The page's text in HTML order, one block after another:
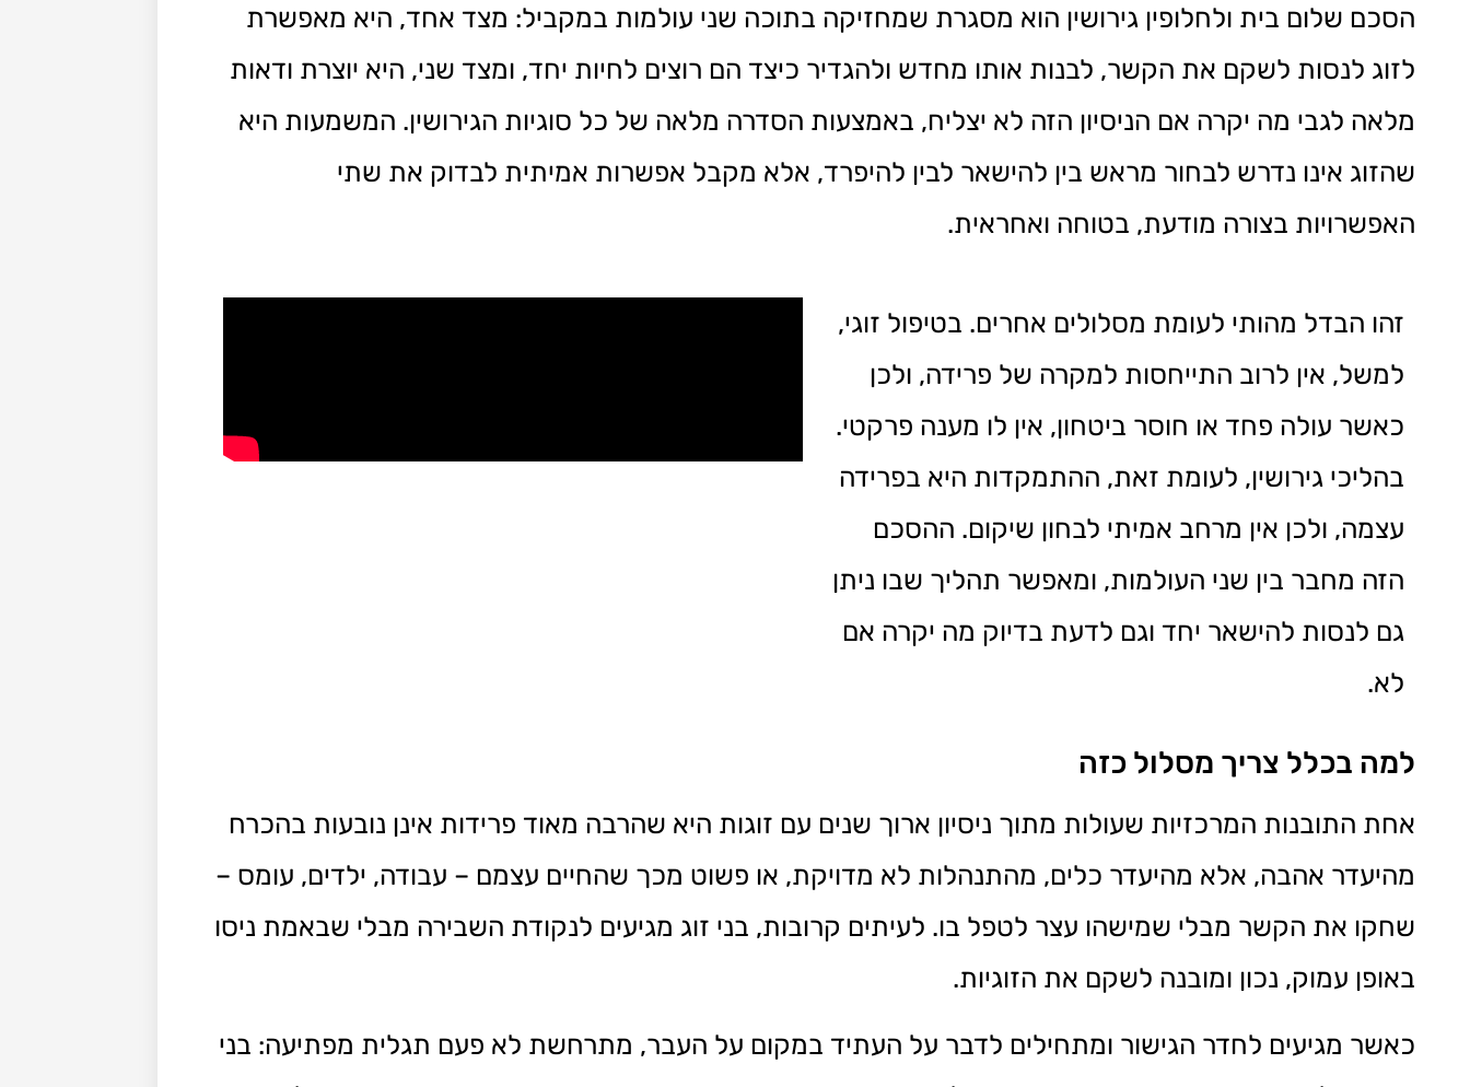
הסכם שלום בית ולחלופין גירושין הוא מסגרת שמחזיקה בתוכה שני עולמות במקביל: מצד אחד, היא מאפשרת
לזוג לנסות לשקם את הקשר, לבנות אותו מחדש ולהגדיר כיצד הם רוצים לחיות יחד, ומצד שני, היא יוצרת ודאות
מלאה לגבי מה יקרה אם הניסיון הזה לא יצליח, באמצעות הסדרה מלאה של כל סוגיות הגירושין. המשמעות היא
שהזוג אינו נדרש לבחור מראש בין להישאר לבין להיפרד, אלא מקבל אפשרות אמיתית לבדוק את שתי
האפשרויות בצורה מודעת, בטוחה ואחראית.
זהו הבדל מהותי לעומת מסלולים אחרים. בטיפול זוגי,
למשל, אין לרוב התייחסות למקרה של פרידה, ולכן
כאשר עולה פחד או חוסר ביטחון, אין לו מענה פרקטי.
בהליכי גירושין, לעומת זאת, ההתמקדות היא בפרידה
עצמה, ולכן אין מרחב אמיתי לבחון שיקום. ההסכם
הזה מחבר בין שני העולמות, ומאפשר תהליך שבו ניתן
גם לנסות להישאר יחד וגם לדעת בדיוק מה יקרה אם
לא.
למה בכלל צריך מסלול כזה
אחת התובנות המרכזיות שעולות מתוך ניסיון ארוך שנים עם זוגות היא שהרבה מאוד פרידות אינן נובעות בהכרח
מהיעדר אהבה, אלא מהיעדר כלים, מהתנהלות לא מדויקת, או פשוט מכך שהחיים עצמם – עבודה, ילדים, עומס –
שחקו את הקשר מבלי שמישהו עצר לטפל בו. לעיתים קרובות, בני זוג מגיעים לנקודת השבירה מבלי שבאמת ניסו
באופן עמוק, נכון ומובנה לשקם את הזוגיות.
כאשר מגיעים לחדר הגישור ומתחילים לדבר על העתיד במקום על העבר, מתרחשת לא פעם תגלית מפתיעה: בני